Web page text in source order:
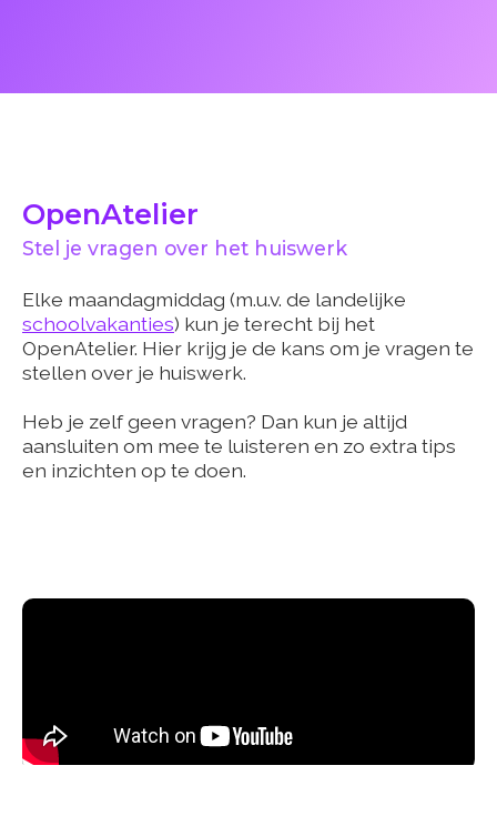
OpenAtelier
Stel je vragen over het huiswerk
Elke maandagmiddag (m.u.v. de landelijke
schoolvakanties) kun je terecht bij het
OpenAtelier. Hier krijg je de kans om je vragen te
stellen over je huiswerk.
Heb je zelf geen vragen? Dan kun je altijd
aansluiten om mee te luisteren en zo extra tips
en inzichten op te doen.